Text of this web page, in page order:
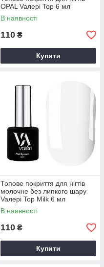
OPAL Vaлерi Top 6 мл
В наявності
110 ₴
Купити
Топове покриття для нігтів
молочне без липкого шару
Vaлерi Top Milk 6 мл
В наявності
110 ₴
Купити